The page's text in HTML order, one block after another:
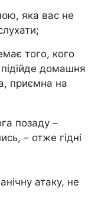
яка вас не
того, кого
підійде домашня
приємна на
позаду –
– отже гідні
атаку, не